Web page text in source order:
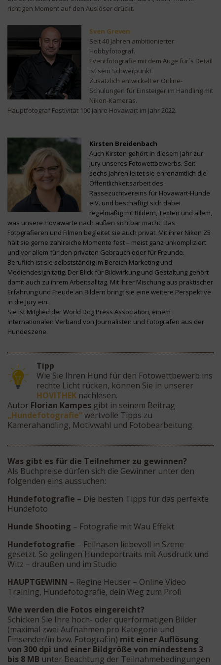
richtigen Moment auf den Auslöser drückt.
Sven Greven
Seit 40 Jahren ambitionierter
Hobbyfotograf.
Eventfotografie mit dem Auge für´s Detail
ist sein Schwerpunkt.
Zusätzlich entwickelt er Online-
Schulungen für Einsteiger im Handling mit
Nikon-Kameras.
Hauptfotograf Festivität 100 Jahre Hovawart im Jahr 2022.
Kirsten Breidenbach
Auch Kirsten gehört in diesem Jahr zur
Jury unseres Fotowettbewerbs. Seit
sechs Jahren leitet sie ehrenamtlich die
Öffentlichkeitsarbeit des
Rassezuchtvereins für Hovawart-Hunde
e.V. und beschäftigt sich dabei
regelmäßig mit Bildern, Texten und allem,
was unsere Hovawarte nach außen sichtbar macht. Das
Fotografieren und Filmen begleitet sie auch privat. Mit ihrer Nikon Z5
hält sie gerne zahlreiche Momente fest – meist ganz unkompliziert
und vor allem für den privaten Gebrauch oder für Freunde.
Beruflich ist sie selbstständig im Bereich Marketing und
Mediendesign tätig. Der Blick für Bildwirkung und Gestaltung gehört
damit auch zu ihrem Arbeitsalltag. Mit ihrer Mischung aus praktischer
Erfahrung und Freude an Bildern bringt sie eine weitere Perspektive
in die Jury ein.
Sie ist Mitglied der World Dog Press Association, einem
internationalen Verband von Journalisten und Fotografen aus der
Hundeszene.
Tipp
Wie Sie Ihren Hund für den Fotowettbewerb ins
rechte Licht rücken, können Sie in unserer
HOVITHEK nachlesen.
Autor Florian Kampes gibt in seinem Beitrag
„Hundefotografie“wertvolle Tipps zu
Kamerahandling, Motivwahl und Fotobearbeitung.
Was gibt es für die Teilnehmer zu gewinnen?
Als Buchpreise dürfen sich die Gewinner unter den
folgenden eins aussuchen:
Hundefotografie – Die besten Tipps für das perfekte
Hundefoto
Hunde Shooting – Fotografie mit Wau Effekt
Hundefotografie – Fellnasen liebevoll in Szene
gesetzt. So gelingen Hundeportraits mit Ausdruck und
Witz – draußen und im Studio
HAUPTGEWINN – Regine Heuser – Online Video
Training, Hundefotografie, dein Weg zum Profi
Wie werden die Fotos eingereicht?
Schicken Sie Ihre hoch- oder querformatigen Bilder
(maximal zwei Aufnahmen pro Kategorie und
Einsender/in bzw. Fotograf:in) mit einer Auflösung
von 300 dpi und einer Bildgröße von mindestens 3
bis 8 MB unter Beachtung der Teilnahmebedingungen